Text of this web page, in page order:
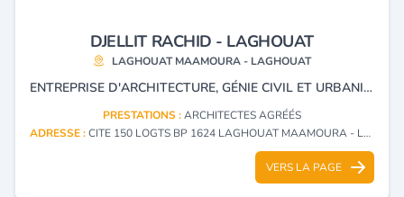
DJELLIT RACHID - LAGHOUAT
LAGHOUAT MAAMOURA - LAGHOUAT
ENTREPRISE D'ARCHITECTURE, GÉNIE CIVIL ET URBANISME.
PRESTATIONS :ARCHITECTES AGRÉÉS
ADRESSE :CITE 150 LOGTS BP 1624 LAGHOUAT MAAMOURA - LAGHOUAT
VERS LA PAGE